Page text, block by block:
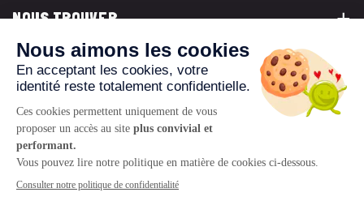
NOUS TROUVER
VOUS ÊTES...
NOUS CONTACTER
© 2026 www.gigamic.com
Mentions légales
Politique de confidentialité